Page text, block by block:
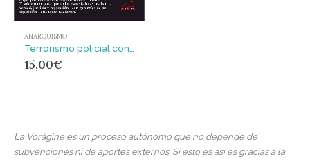
ANARQUISMO
Terrorismo policial contra gritos de libertad
15,00€
La Vorágine es un proceso autónomo que no depende de
subvenciones ni de aportes externos. Si esto es así es gracias a la